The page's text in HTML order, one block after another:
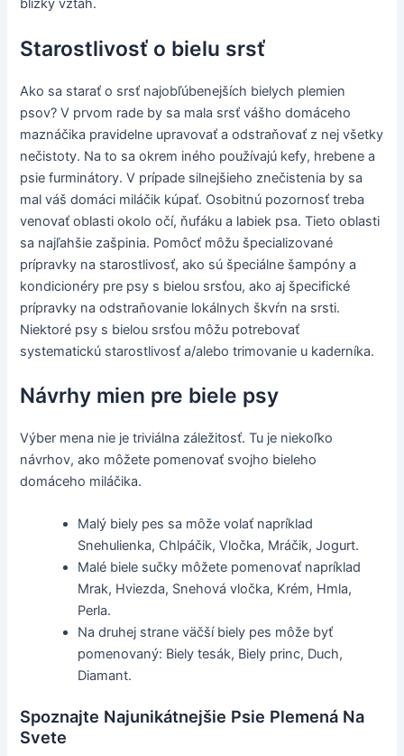
blízky vzťah.
Starostlivosť o bielu srsť
Ako sa starať o srsť najobľúbenejších bielych plemien
psov? V prvom rade by sa mala srsť vášho domáceho
maznáčika pravidelne upravovať a odstraňovať z nej všetky
nečistoty. Na to sa okrem iného používajú kefy, hrebene a
psie furminátory. V prípade silnejšieho znečistenia by sa
mal váš domáci miláčik kúpať. Osobitnú pozornosť treba
venovať oblasti okolo očí, ňufáku a labiek psa. Tieto oblasti
sa najľahšie zašpinia. Pomôcť môžu špecializované
prípravky na starostlivosť, ako sú špeciálne šampóny a
kondicionéry pre psy s bielou srsťou, ako aj špecifické
prípravky na odstraňovanie lokálnych škvŕn na srsti.
Niektoré psy s bielou srsťou môžu potrebovať
systematickú starostlivosť a/alebo trimovanie u kaderníka.
Návrhy mien pre biele psy
Výber mena nie je triviálna záležitosť. Tu je niekoľko
návrhov, ako môžete pomenovať svojho bieleho
domáceho miláčika.
Malý biely pes sa môže volať napríklad
Snehulienka, Chlpáčik, Vločka, Mráčik, Jogurt.
Malé biele sučky môžete pomenovať napríklad
Mrak, Hviezda, Snehová vločka, Krém, Hmla,
Perla.
Na druhej strane väčší biely pes môže byť
pomenovaný: Biely tesák, Biely princ, Duch,
Diamant.
Spoznajte Najunikátnejšie Psie Plemená Na
Svete